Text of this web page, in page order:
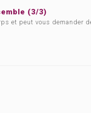
(3/3)
et peut vous demander